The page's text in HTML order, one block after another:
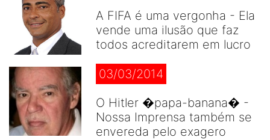
A FIFA é uma vergonha - Ela
vende uma ilusão que faz
todos acreditarem em lucro
03/03/2014
O Hitler �papa-banana� -
Nossa Imprensa também se
envereda pelo exagero